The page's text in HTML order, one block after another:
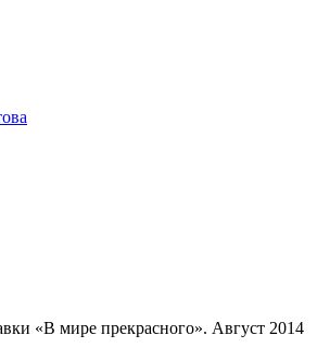
«В мире прекрасного». Август 2014